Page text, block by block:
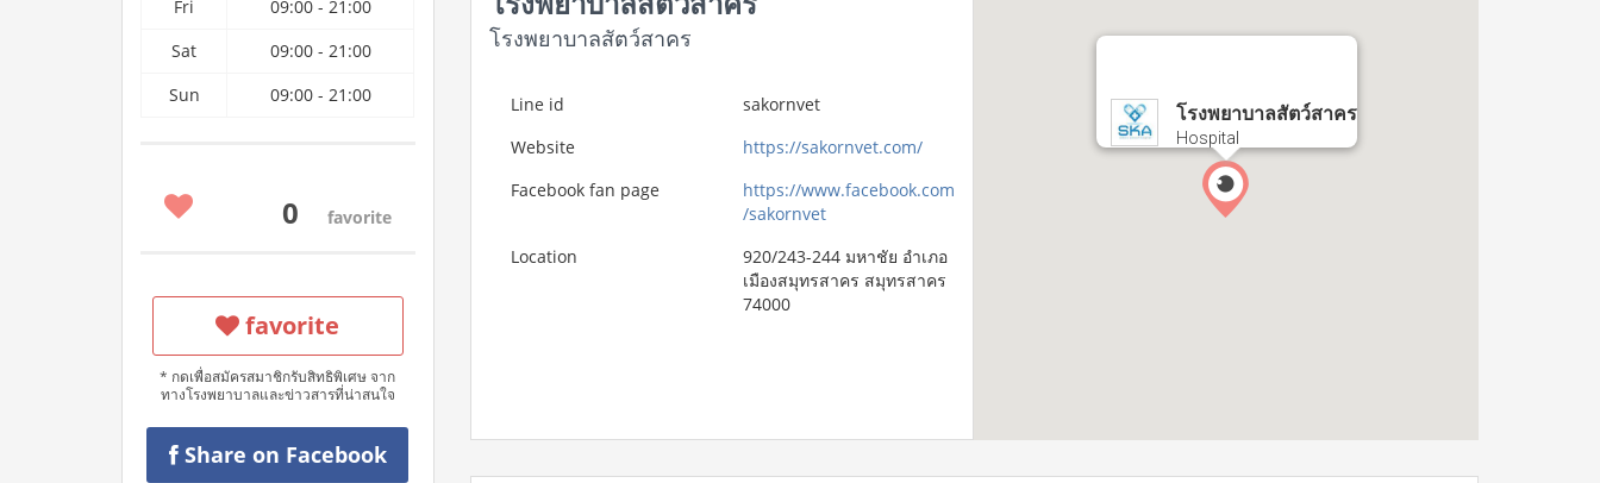
Fri
09:00 - 21:00
Sat
09:00 - 21:00
Sun
09:00 - 21:00
0 favorite
favorite
* กดเพื่อสมัครสมาชิกรับสิทธิพิเศษ จาก
ทางโรงพยาบาลและข่าวสารที่น่าสนใจ
Share on Facebook
โรงพยาบาลสัตว์สาคร
Line id
sakornvet
Website
https://sakornvet.com/
Facebook fan page
https://www.facebook.com
/sakornvet
Location
920/243-244 มหาชัย อำเภอ
เมืองสมุทรสาคร สมุทรสาคร
74000
โรงพยาบาลสัตว์สาคร
Hospital